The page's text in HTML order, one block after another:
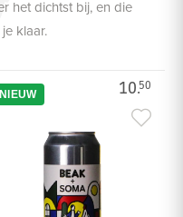
het dichtst bij, en die
klaar.
10.50
NIEUW